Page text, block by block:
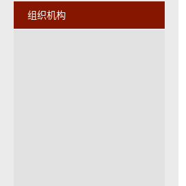
组织机构